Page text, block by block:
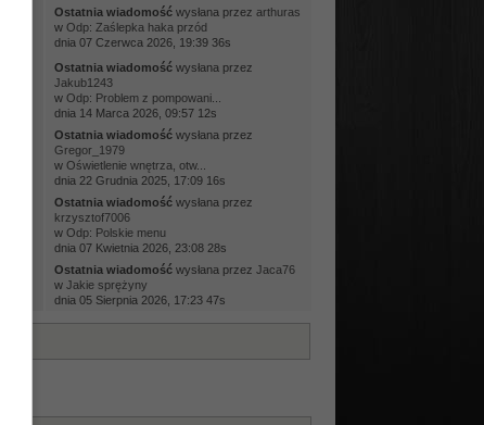
Ostatnia wiadomośćwysłana przez arthuras
w Odp: Zaślepka haka przód
dnia 07 Czerwca 2026, 19:39 36s
Ostatnia wiadomośćwysłana przez
Jakub1243
w Odp: Problem z pompowani...
dnia 14 Marca 2026, 09:57 12s
Ostatnia wiadomośćwysłana przez
Gregor_1979
w Oświetlenie wnętrza, otw...
dnia 22 Grudnia 2025, 17:09 16s
Ostatnia wiadomośćwysłana przez
krzysztof7006
w Odp: Polskie menu
dnia 07 Kwietnia 2026, 23:08 28s
Ostatnia wiadomośćwysłana przez Jaca76
w Jakie sprężyny
dnia 05 Sierpnia 2026, 17:23 47s